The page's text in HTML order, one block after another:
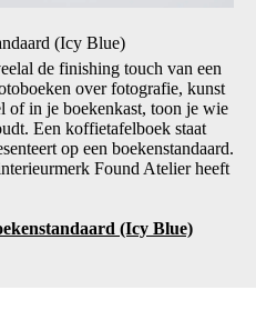
(Icy Blue)
de finishing touch van een
over fotografie, kunst
of in je boekenkast, toon je wie
Een koffietafelboek staat
op een boekenstandaard.
Found Atelier heeft
(Icy Blue)